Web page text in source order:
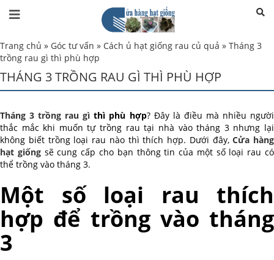
Trang chủ » Góc tư vấn » Cách ủ hạt giống rau củ quả » Tháng 3
trồng rau gì thì phù hợp
THÁNG 3 TRỒNG RAU GÌ THÌ PHÙ HỢP
Tháng 3 trồng rau gìthì phù hợp? Đây là điều mà nhiều người
thắc mắc khi muốn tự trồng rau tại nhà vào tháng 3 nhưng lại
không biết trồng loại rau nào thì thích hợp. Dưới đây,Cửa hàng
hạt giốngsẽ cung cấp cho bạn thông tin của một số loại rau có
thể trồng vào tháng 3.
Một số loại rau thích
hợp để trồng vào tháng
3